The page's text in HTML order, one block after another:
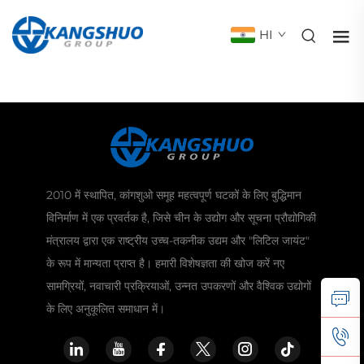
HI
2010 में स्थापित, कांगशुओ समूह महत्वपूर्ण घटकों के लिए बुद्धिमान
विनिर्माण में एक प्रवर्तक है, जिसे चीन के उद्योग और सूचना प्रौद्योगिकी
मंत्रालय द्वारा एक राष्ट्रीय उच्च-तकनीक उद्यम और "लिटिल जायंट"
के रूप में मान्यता प्राप्त है। हमारी विशेषज्ञता की खोज करें नए
सामग्रियों, नवाचारी प्रक्रियाओं, उन्नत उपकरणों और वैश्विक उद्योगों
के लिए अनुकूलित समाधान में।